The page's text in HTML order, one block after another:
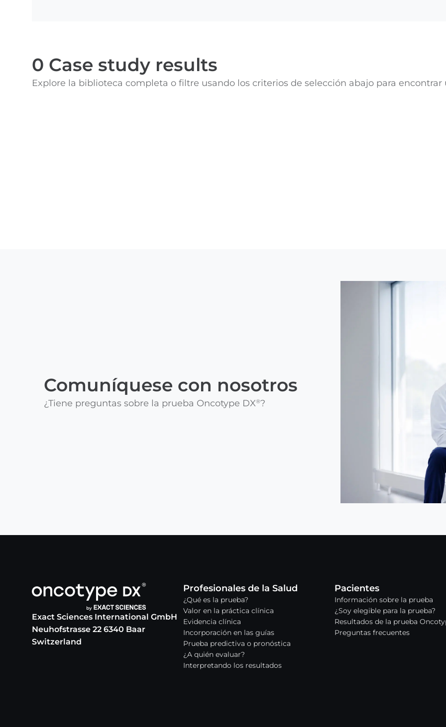
0 Case study results
Explore la biblioteca completa o filtre usando los criterios de selección abajo para encontrar
Comuníquese con nosotros
¿Tiene preguntas sobre la prueba Oncotype DX®?
Exact Sciences International GmbH
Neuhofstrasse 22 6340 Baar
Switzerland
Profesionales de la Salud
¿Qué es la prueba?
Valor en la práctica clínica
Evidencia clínica
Incorporación en las guías
Prueba predictiva o pronóstica
¿A quién evaluar?
Interpretando los resultados
Pacientes
Información sobre la prueba
¿Soy elegible para la prueba?
Resultados de la prueba
Preguntas frecuentes